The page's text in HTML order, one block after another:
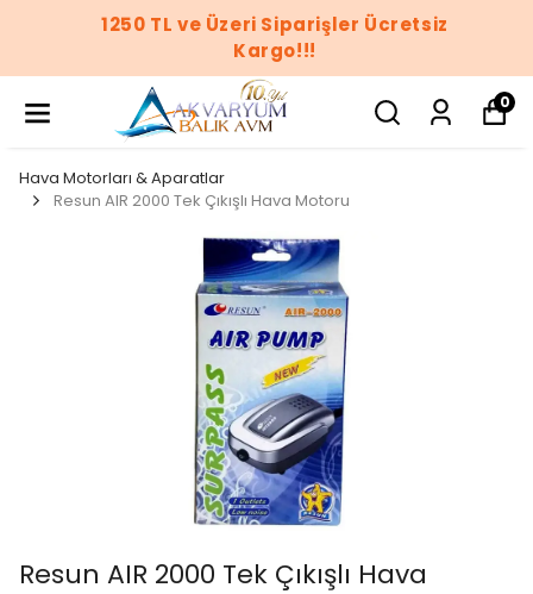
1250 TL ve Üzeri Siparişler Ücretsiz
Kargo!!!
0
Hava Motorları & Aparatlar
Resun AIR 2000 Tek Çıkışlı Hava Motoru
Resun AIR 2000 Tek Çıkışlı Hava